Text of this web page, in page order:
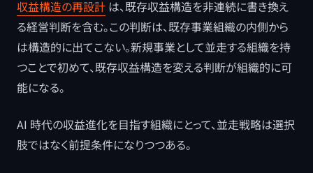
収益構造の再設計 は、既存収益構造を非連続に書き換え
る経営判断を含む。この判断は、既存事業組織の内側から
は構造的に出てこない。新規事業として並走する組織を持
つことで初めて、既存収益構造を変える判断が組織的に可
能になる。
AI 時代の収益進化を目指す組織にとって、並走戦略は選択
肢ではなく前提条件になりつつある。